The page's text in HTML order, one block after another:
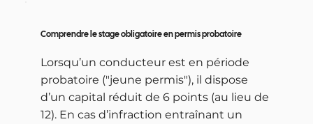
Comprendre le stage obligatoire en permis probatoire
Lorsqu’un conducteur est en période
probatoire ("jeune permis"), il dispose
d’un capital réduit de 6 points (au lieu de
12). En cas d’infraction entraînant un